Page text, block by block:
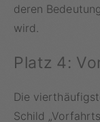
deren
wird.
Platz 4:
Die
Schild